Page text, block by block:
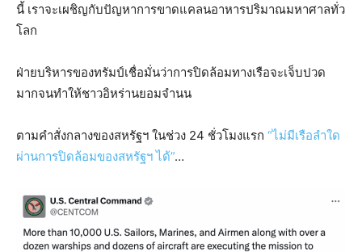
นี้ เราจะเผชิญกับปัญหาการขาดแคลนอาหารปริมาณมหาศาลทั่ว
โลก
ฝ่ายบริหารของทรัมป์เชื่อมั่นว่าการปิดล้อมทางเรือจะเจ็บปวด
มากจนทำให้ชาวอิหร่านยอมจำนน
ตามคำสั่งกลางของสหรัฐฯ ในช่วง 24 ชั่วโมงแรก “ไม่มีเรือลำใด
ผ่านการปิดล้อมของสหรัฐฯ ได้”…